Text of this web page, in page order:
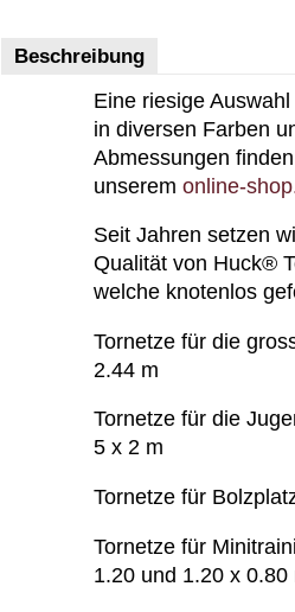
Beschreibung
Eine riesige
in diversen Farben
Abmessungen
unserem online-
Seit Jahren setzen
Qualität von Huck®
welche knotenlos
Tornetze für die
2.44 m
Tornetze für die
5 x 2 m
Tornetze für
Tornetze für
1.20 und 1.20 x 0.80